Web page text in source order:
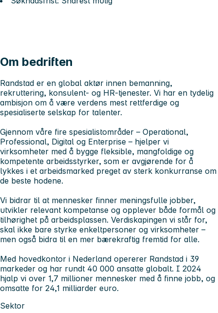
Om bedriften
Randstad er en global aktør innen bemanning,
rekruttering, konsulent- og HR-tjenester. Vi har en tydelig
ambisjon om å være verdens mest rettferdige og
spesialiserte selskap for talenter.
Gjennom våre fire spesialistområder – Operational,
Professional, Digital og Enterprise – hjelper vi
virksomheter med å bygge fleksible, mangfoldige og
kompetente arbeidsstyrker, som er avgjørende for å
lykkes i et arbeidsmarked preget av sterk konkurranse om
de beste hodene.
Vi bidrar til at mennesker finner meningsfulle jobber,
utvikler relevant kompetanse og opplever både formål og
tilhørighet på arbeidsplassen. Verdiskapingen vi står for,
skal ikke bare styrke enkeltpersoner og virksomheter –
men også bidra til en mer bærekraftig fremtid for alle.
Med hovedkontor i Nederland opererer Randstad i 39
markeder og har rundt 40 000 ansatte globalt. I 2024
hjalp vi over 1,7 millioner mennesker med å finne jobb, og
omsatte for 24,1 milliarder euro.
Sektor